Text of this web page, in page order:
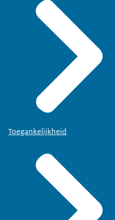
Toegankelijkheid